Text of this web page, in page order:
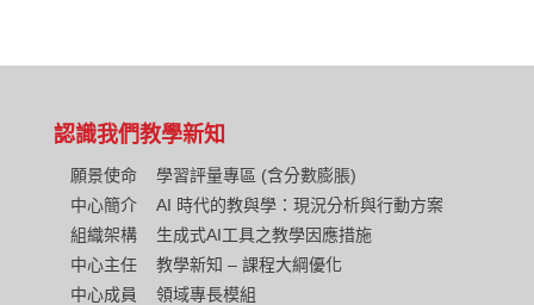
認識我們
願景使命
中心簡介
組織架構
中心主任
中心成員
教學新知
學習評量專區 (含分數膨脹)
AI 時代的教與學：現況分析與行動方案
生成式AI工具之教學因應措施
教學新知 – 課程大綱優化
領域專長模組